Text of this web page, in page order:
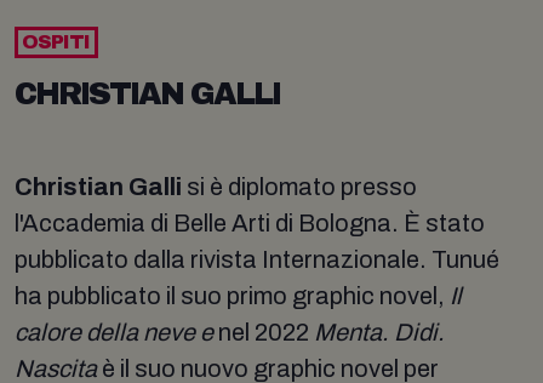
OSPITI
CHRISTIAN GALLI
Christian Galli si è diplomato presso
l'Accademia di Belle Arti di Bologna. È stato
pubblicato dalla rivista Internazionale. Tunué
ha pubblicato il suo primo graphic novel, Il
calore della neve enel 2022 Menta. Didi.
Nascitaè il suo nuovo graphic novel per